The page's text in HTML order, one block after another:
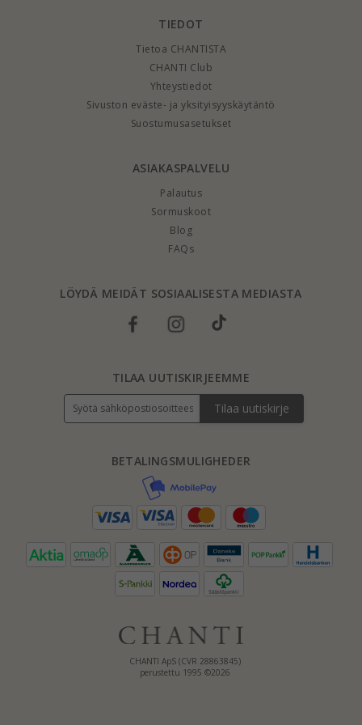
TIEDOT
Tietoa CHANTISTA
CHANTI Club
Yhteystiedot
Sivuston eväste- ja yksityisyyskäytäntö
Suostumusasetukset
ASIAKASPALVELU
Palautus
Sormuskoot
Blog
FAQs
LÖYDÄ MEIDÄT SOSIAALISESTA MEDIASTA
CHANTI ApS (CVR 28863845)
perustettu 1995 ©2026
BETALINGSMULIGHEDER
TILAA UUTISKIRJEEMME
Tilaa uutiskirje